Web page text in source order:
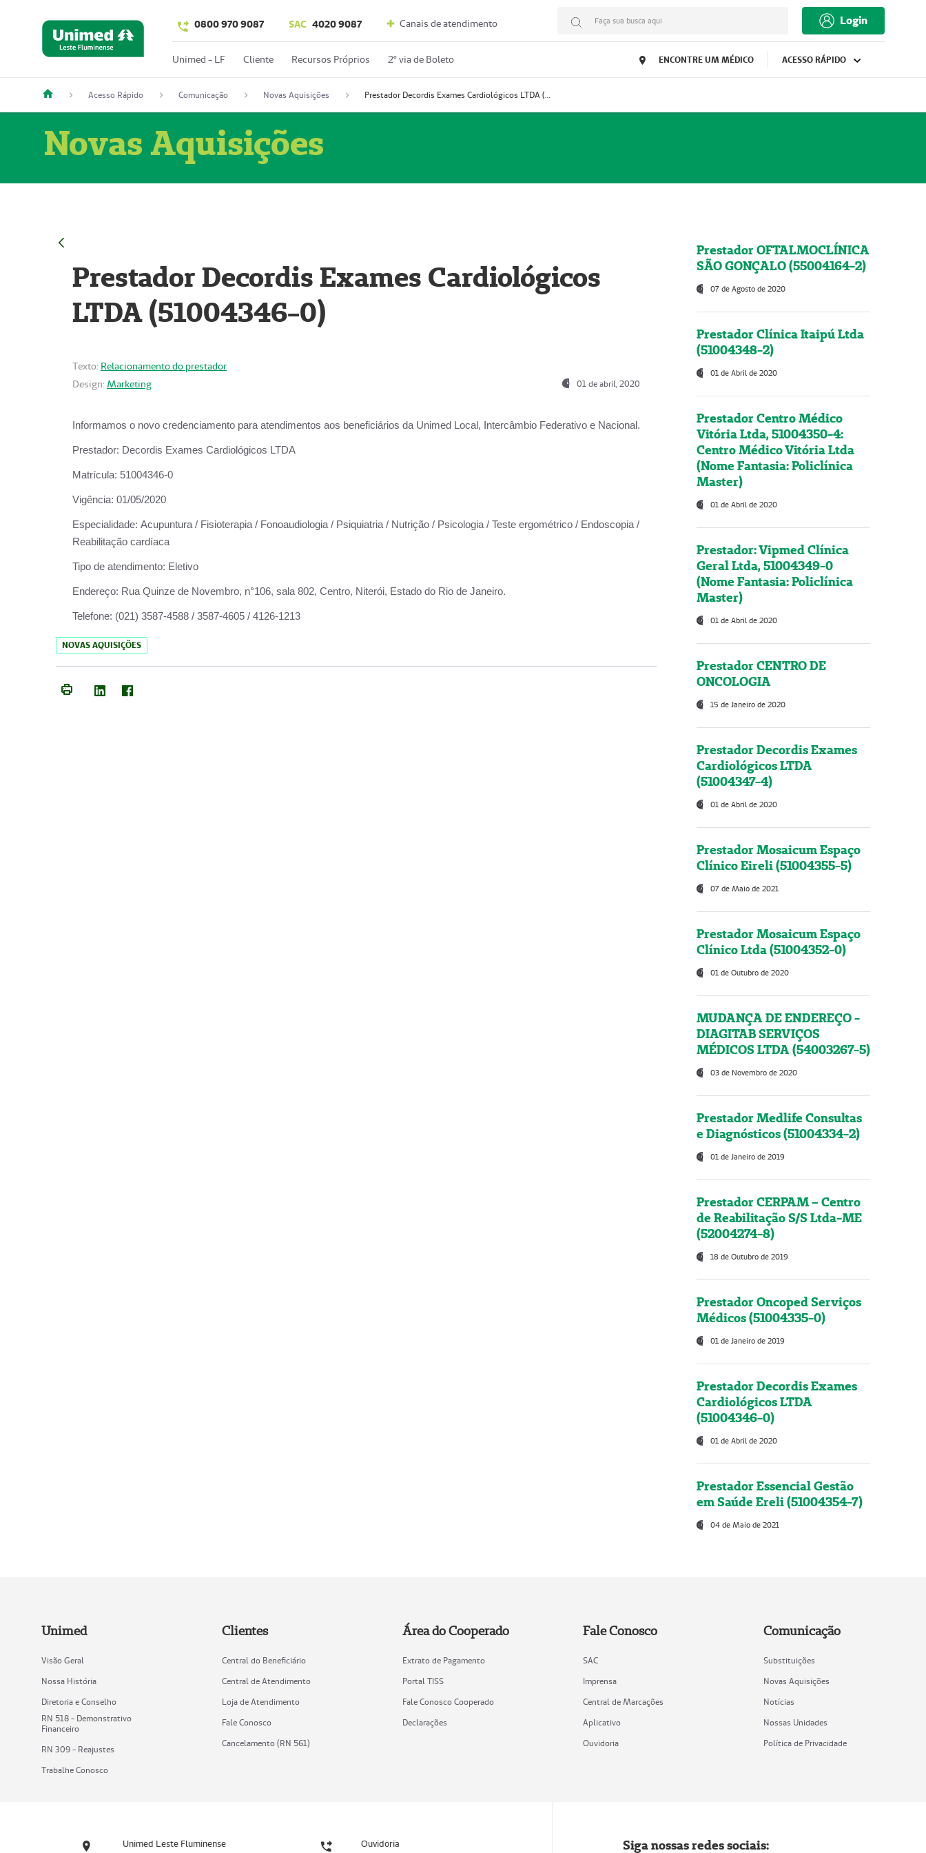
0800 970 9087 SAC 4020 9087 Canais de atendimento Faça sua busca aqui Login
Unimed - LF Cliente Recursos Próprios 2º via de Boleto ENCONTRE UM MÉDICO ACESSO RÁPIDO
Acesso Rápido Comunicação Novas Aquisições Prestador Decordis Exames Cardiológicos LTDA (51004346-0)
Novas Aquisições
Prestador Decordis Exames Cardiológicos
LTDA (51004346-0)
Texto: Relacionamento do prestador
Design: Marketing 01 de abril, 2020
Informamos o novo credenciamento para atendimentos aos beneficiários da Unimed Local, Intercâmbio Federativo e Nacional.
Prestador: Decordis Exames Cardiológicos LTDA
Matrícula: 51004346-0
Vigência: 01/05/2020
Especialidade: Acupuntura / Fisioterapia / Fonoaudiologia / Psiquiatria / Nutrição / Psicologia / Teste ergométrico / Endoscopia /
Reabilitação cardíaca
Tipo de atendimento: Eletivo
Endereço: Rua Quinze de Novembro, n°106, sala 802, Centro, Niterói, Estado do Rio de Janeiro.
Telefone: (021) 3587-4588 / 3587-4605 / 4126-1213
NOVAS AQUISIÇÕES
Prestador OFTALMOCLÍNICA
SÃO GONÇALO (55004164-2)
07 de Agosto de 2020
Prestador Clínica Itaipú Ltda
(51004348-2)
01 de Abril de 2020
Prestador Centro Médico
Vitória Ltda, 51004350-4:
Centro Médico Vitória Ltda
(Nome Fantasia: Policlínica
Master)
01 de Abril de 2020
Prestador: Vipmed Clínica
Geral Ltda, 51004349-0
(Nome Fantasia: Policlínica
Master)
01 de Abril de 2020
Prestador CENTRO DE
ONCOLOGIA
15 de Janeiro de 2020
Prestador Decordis Exames
Cardiológicos LTDA
(51004347-4)
01 de Abril de 2020
Prestador Mosaicum Espaço
Clínico Eireli (51004355-5)
07 de Maio de 2021
Prestador Mosaicum Espaço
Clínico Ltda (51004352-0)
01 de Outubro de 2020
MUDANÇA DE ENDEREÇO -
DIAGITAB SERVIÇOS
MÉDICOS LTDA (54003267-5)
03 de Novembro de 2020
Prestador Medlife Consultas
e Diagnósticos (51004334-2)
01 de Janeiro de 2019
Prestador CERPAM – Centro
de Reabilitação S/S Ltda-ME
(52004274-8)
18 de Outubro de 2019
Prestador Oncoped Serviços
Médicos (51004335-0)
01 de Janeiro de 2019
Prestador Decordis Exames
Cardiológicos LTDA
(51004346-0)
01 de Abril de 2020
Prestador Essencial Gestão
em Saúde Ereli (51004354-7)
04 de Maio de 2021
Unimed
Visão Geral
Nossa História
Diretoria e Conselho
RN 518 - Demonstrativo
Financeiro
RN 309 - Reajustes
Trabalhe Conosco
Clientes
Central do Beneficiário
Central de Atendimento
Loja de Atendimento
Fale Conosco
Cancelamento (RN 561)
Área do Cooperado
Extrato de Pagamento
Portal TISS
Fale Conosco Cooperado
Declarações
Fale Conosco
SAC
Imprensa
Central de Marcações
Aplicativo
Ouvidoria
Comunicação
Substituições
Novas Aquisições
Notícias
Nossas Unidades
Política de Privacidade
Unimed Leste Fluminense Ouvidoria Siga nossas redes sociais: